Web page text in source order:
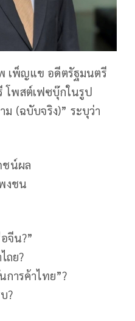
เพ็ญแข อดีตรัฐมนตรี
โพสต์เฟซบุ๊กในรูป
(ฉบับจริง)” ระบุว่า
ชน์ผล
งชน
จีน?”
ถย?
ารค้าไทย”?
?